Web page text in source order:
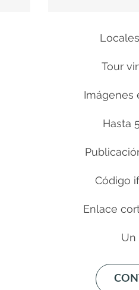
Tour
Imágenes
Hasta
Código
Enlace
Un